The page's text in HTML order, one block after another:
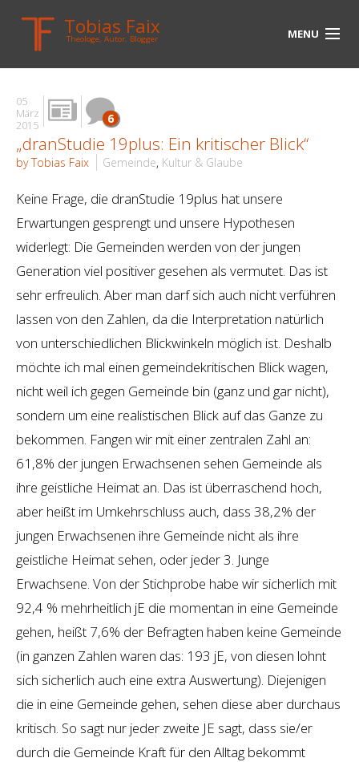
Tobias Faix
Theologe, Autor, Blogger MENU
HOME
BLOG
BIOGRAPHIE
UNTERWEGS
MEDIEN
LINKS
05
März
2015
6
„dranStudie 19plus: Ein kritischer Blick“
by Tobias Faix Gemeinde, Kultur & Glaube
Keine Frage, die dranStudie 19plus hat unsere
Erwartungen gesprengt und unsere Hypothesen
widerlegt: Die Gemeinden werden von der jungen
Generation viel positiver gesehen als vermutet. Das ist
sehr erfreulich. Aber man darf sich auch nicht verführen
lassen von den Zahlen, da die Interpretation natürlich
von unterschiedlichen Blickwinkeln möglich ist. Deshalb
möchte ich mal einen gemeindekritischen Blick wagen,
nicht weil ich gegen Gemeinde bin (ganz und gar nicht),
sondern um eine realistischen Blick auf das Ganze zu
bekommen. Fangen wir mit einer zentralen Zahl an:
61,8% der jungen Erwachsenen sehen Gemeinde als
ihre geistliche Heimat an. Das ist überraschend hoch,
aber heißt im Umkehrschluss auch, dass 38,2% der
jungen Erwachsenen ihre Gemeinde nicht als ihre
geistliche Heimat sehen, oder jeder 3. Junge
Erwachsene. Von der Stichprobe habe wir sicherlich mit
92,4 % mehrheitlich jE die momentan in eine Gemeinde
gehen, heißt 7,6% der Befragten haben keine Gemeinde
(in ganzen Zahlen waren das: 193 jE, von diesen lohnt
sich sicherlich auch eine extra Auswertung). Diejenigen
die in eine Gemeinde gehen, sehen diese aber durchaus
kritisch. So sagt nur jeder zweite JE sagt, dass sie/er
durch die Gemeinde Kraft für den Alltag bekommt